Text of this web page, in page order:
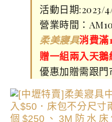
活動日期:2023/
營業時間：
柔美寢具消費滿
贈一組兩入天
優惠加贈需跟